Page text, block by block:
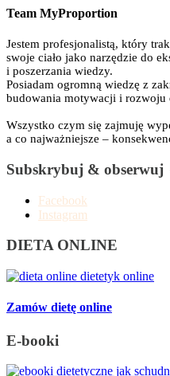
Team MyProportion
Jestem profesjonalistą, który
swoje ciało jako narzędzie do
i poszerzania wiedzy.
Posiadam ogromną wiedzę z
budowania motywacji i rozwoju
Wszystko czym się zajmuję
a co najważniejsze –
Subskrybuj & obserwuj
Facebook
Instagram
DIETA ONLINE
Zamów dietę online
E-booki